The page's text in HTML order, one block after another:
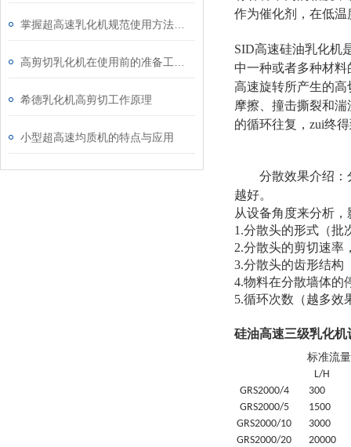
希德乳化机高剪切工作原理
小型超高速均质机的特点与应用
作为催化剂，在低
SID高速硅油乳化机
中一种或者多种材
高速旋转所产生的
摩擦、撞击撕裂和
的循环往复，zui终
分散效果介绍
越好。
从设备角度来分析
1.分散头的形式（批
2.分散头的剪切速率
3.分散头的齿形结构
4.物料在分散墙体的
5.循环次数（越多效
硅油高速三级乳化机
标准流量
L/H
GRS2000/4 300
GRS2000/5
1500
GRS2000/10
3000
GRS2000/20 20000